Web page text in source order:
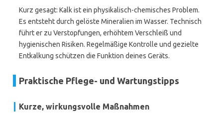
Kurz gesagt: Kalk ist ein physikalisch-chemisches Problem.
Es entsteht durch gelöste Mineralien im Wasser. Technisch
führt er zu Verstopfungen, erhöhtem Verschleiß und
hygienischen Risiken. Regelmäßige Kontrolle und gezielte
Entkalkung schützen die Funktion deines Geräts.
Praktische Pflege- und Wartungstipps
Kurze, wirkungsvolle Maßnahmen